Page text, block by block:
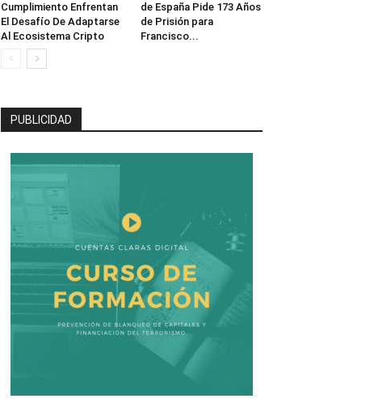
Cumplimiento Enfrentan
El Desafío De Adaptarse
Al Ecosistema Cripto
de España Pide 173 Años
de Prisión para
Francisco...
PUBLICIDAD